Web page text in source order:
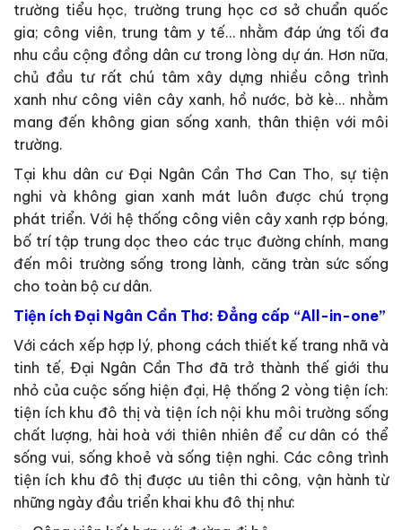
trường tiểu học, trường trung học cơ sở chuẩn quốc
gia; công viên, trung tâm y tế… nhằm đáp ứng tối đa
nhu cầu cộng đồng dân cư trong lòng dự án. Hơn nữa,
chủ đầu tư rất chú tâm xây dựng nhiều công trình
xanh như công viên cây xanh, hồ nước, bờ kè… nhằm
mang đến không gian sống xanh, thân thiện với môi
trường.
Tại khu dân cư Đại Ngân Cần Thơ Can Tho, sự tiện
nghi và không gian xanh mát luôn được chú trọng
phát triển. Với hệ thống công viên cây xanh rợp bóng,
bố trí tập trung dọc theo các trục đường chính, mang
đến môi trường sống trong lành, căng tràn sức sống
cho toàn bộ cư dân.
Tiện ích Đại Ngân Cần Thơ: Đẳng cấp “All-in-one”
Với cách xếp hợp lý, phong cách thiết kế trang nhã và
tinh tế, Đại Ngân Cần Thơ đã trở thành thế giới thu
nhỏ của cuộc sống hiện đại, Hệ thống 2 vòng tiện ích:
tiện ích khu đô thị và tiện ích nội khu môi trường sống
chất lượng, hài hoà với thiên nhiên để cư dân có thể
sống vui, sống khoẻ và sống tiện nghi. Các công trình
tiện ích khu đô thị được ưu tiên thi công, vận hành từ
những ngày đầu triển khai khu đô thị như: